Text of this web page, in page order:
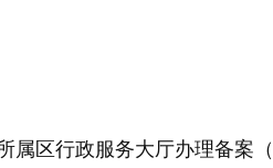
属区行政服务大厅办理备案